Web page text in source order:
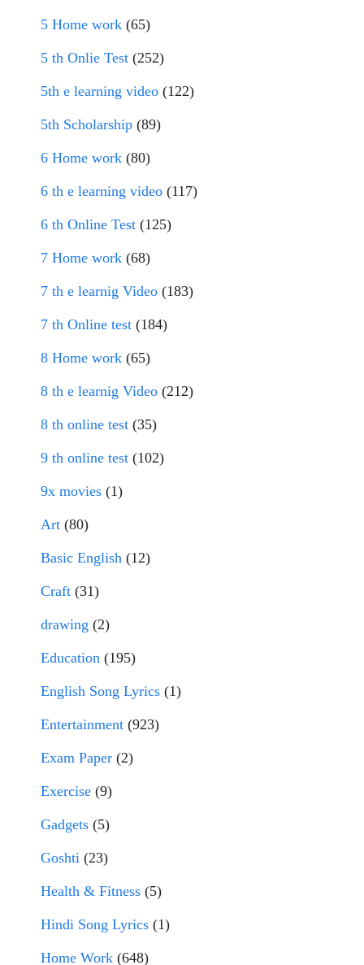
5 Home work (65)
5 th Onlie Test (252)
5th e learning video (122)
5th Scholarship (89)
6 Home work (80)
6 th e learning video (117)
6 th Online Test (125)
7 Home work (68)
7 th e learnig Video (183)
7 th Online test (184)
8 Home work (65)
8 th e learnig Video (212)
8 th online test (35)
9 th online test (102)
9x movies (1)
Art (80)
Basic English (12)
Craft (31)
drawing (2)
Education (195)
English Song Lyrics (1)
Entertainment (923)
Exam Paper (2)
Exercise (9)
Gadgets (5)
Goshti (23)
Health & Fitness (5)
Hindi Song Lyrics (1)
Home Work (648)